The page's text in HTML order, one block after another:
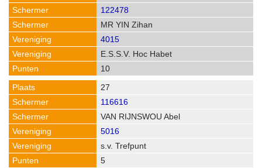
122478
MR YIN Zihan
4015
E.S.S.V. Hoc Habet
10
27
116616
VAN RIJNSWOU Abel
5016
s.v. Trefpunt
5